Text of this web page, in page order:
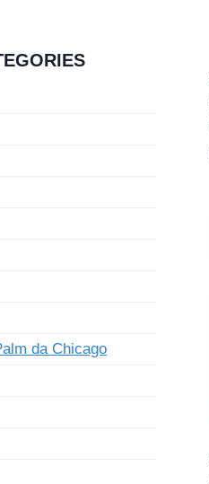
da Chicago